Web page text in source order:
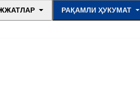
РАҚАМЛИ ҲУКУМАТ